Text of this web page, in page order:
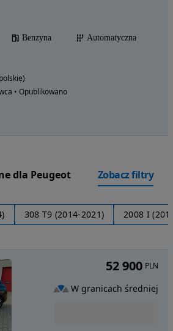
Benzyna
Automatyczna
• Opublikowano
dla Peugeot Zobacz filtry
308 T9 (2014-2021) 2008 I
52 900 PLN
W granicach średniej